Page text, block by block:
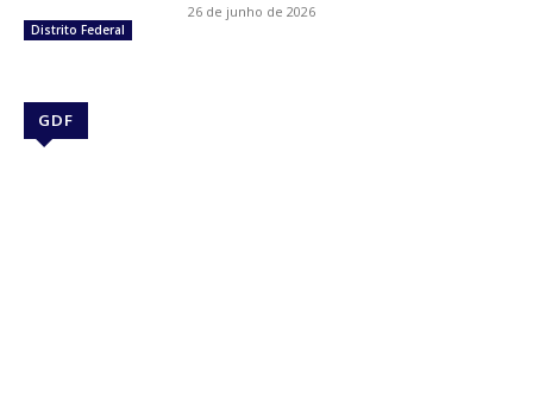
Distrito Federal
26 de junho de 2026
GDF